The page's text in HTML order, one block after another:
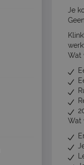
Je
Wat
Wat